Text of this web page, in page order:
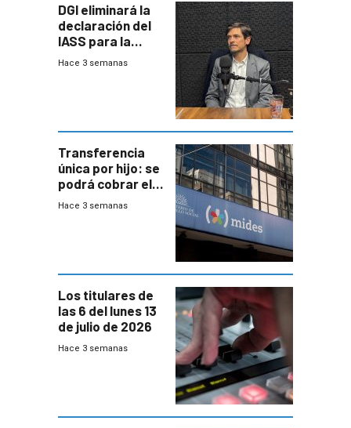
DGI eliminará la
declaración del
IASS para la
mayoría de los
Hace 3 semanas
Transferencia
única por hijo: se
podrá cobrar el
100% en efectivo
Hace 3 semanas
Los titulares de
las 6 del lunes 13
de julio de 2026
Hace 3 semanas